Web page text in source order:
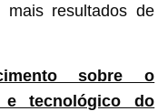
resultados de
sobre o
e tecnológico do